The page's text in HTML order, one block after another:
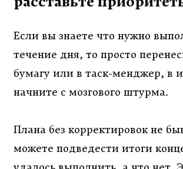
Если вы знаете что нужно
течение дня, то просто
бумагу или в таск-менджер, в
начните с мозгового штурма.
Плана без корректировок не
можете подведести итоги